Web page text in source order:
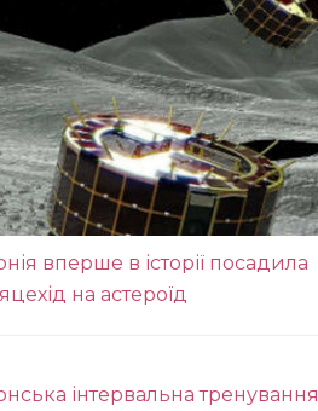
вперше в історії посадила
на астероїд
інтервальна тренування